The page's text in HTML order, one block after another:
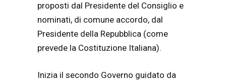
proposti dal Presidente del Consiglio e
nominati, di comune accordo, dal
Presidente della Repubblica (come
prevede la Costituzione Italiana).
Inizia il secondo Governo guidato da